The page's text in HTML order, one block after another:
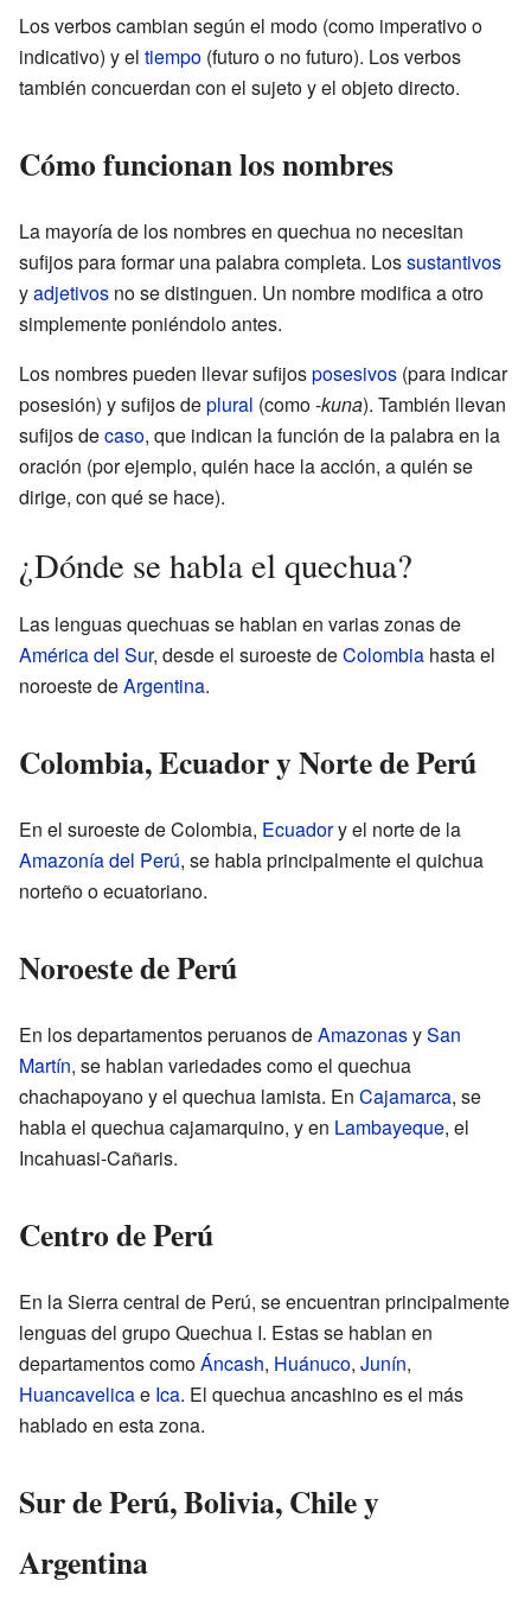
Los verbos cambian según el modo (como imperativo o
indicativo) y el tiempo (futuro o no futuro). Los verbos
también concuerdan con el sujeto y el objeto directo.
Cómo funcionan los nombres
La mayoría de los nombres en quechua no necesitan
sufijos para formar una palabra completa. Lossustantivos
yadjetivos no se distinguen. Un nombre modifica a otro
simplemente poniéndolo antes.
Los nombres pueden llevar sufijosposesivos (para indicar
posesión) y sufijos deplural (como -kuna). También llevan
sufijos decaso, que indican la función de la palabra en la
oración (por ejemplo, quién hace la acción, a quién se
dirige, con qué se hace).
¿Dónde se habla el quechua?
Las lenguas quechuas se hablan en varias zonas de
América del Sur, desde el suroeste deColombia hasta el
noroeste deArgentina.
Colombia, Ecuador y Norte de Perú
En el suroeste de Colombia, Ecuadory el norte de la
Amazonía del Perú, se habla principalmente el quichua
norteño o ecuatoriano.
Noroeste de Perú
En los departamentos peruanos deAmazonasySan
Martín, se hablan variedades como el quechua
chachapoyano y el quechua lamista. En Cajamarca, se
habla el quechua cajamarquino, y en Lambayeque, el
Incahuasi-Cañaris.
Centro de Perú
En la Sierra central de Perú, se encuentran principalmente
lenguas del grupo Quechua I. Estas se hablan en
departamentos comoÁncash, Huánuco, Junín,
Huancavelicae Ica. El quechua ancashino es el más
hablado en esta zona.
Sur de Perú, Bolivia, Chile y
Argentina